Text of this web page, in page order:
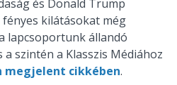
és Donald Trump
fényes kilátásokat még
lapcsoportunk állandó
szintén a Klasszis Médiához
megjelent cikkében.